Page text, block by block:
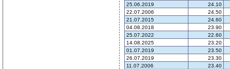
25.06.2019
24.10
22.07.2006
24.50
21.07.2015
24.60
04.08.2018
23.90
25.07.2022
22.60
14.08.2025
23.20
01.07.2019
23.50
26.07.2019
23.30
11.07.2006
23.40